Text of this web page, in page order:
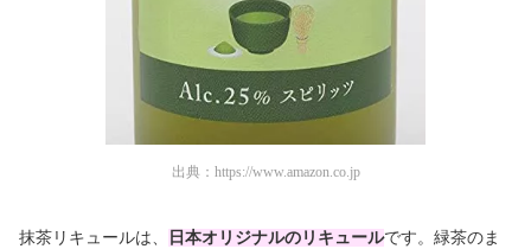
出典： https://www.amazon.co.jp
抹茶リキュールは、 日本オリジナルのリキュールです。緑茶のま